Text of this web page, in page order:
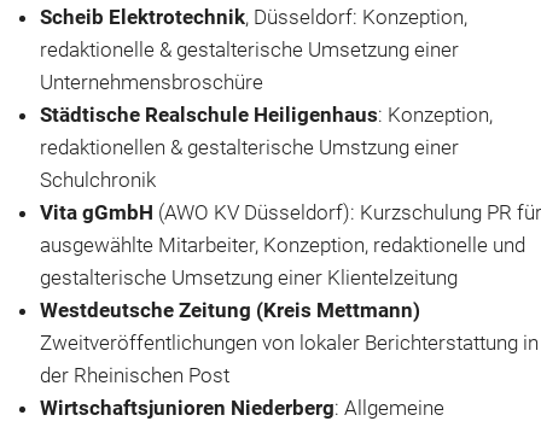
Scheib Elektrotechnik, Düsseldorf: Konzeption,
redaktionelle & gestalterische Umsetzung einer
Unternehmensbroschüre
Städtische Realschule Heiligenhaus: Konzeption,
redaktionellen & gestalterische Umstzung einer
Schulchronik
Vita gGmbH (AWO KV Düsseldorf): Kurzschulung PR für
ausgewählte Mitarbeiter, Konzeption, redaktionelle und
gestalterische Umsetzung einer Klientelzeitung
Westdeutsche Zeitung (Kreis Mettmann)
Zweitveröffentlichungen von lokaler Berichterstattung in
der Rheinischen Post
Wirtschaftsjunioren Niederberg: Allgemeine